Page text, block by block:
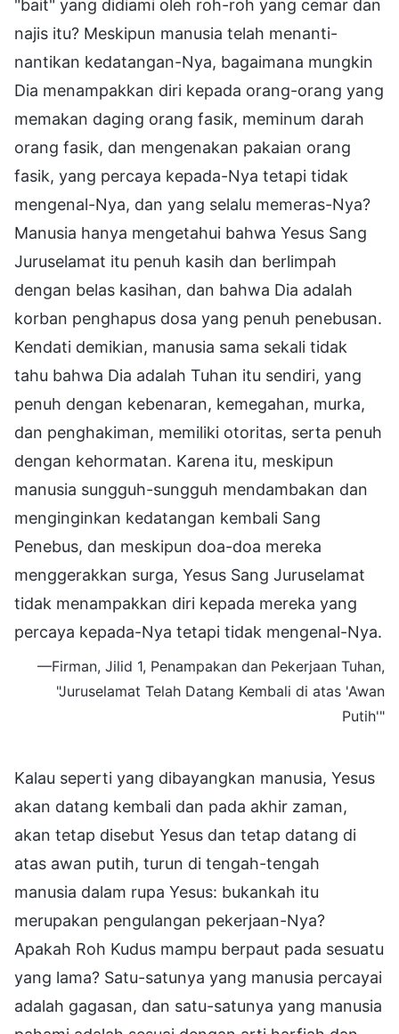
"bait" yang didiami oleh roh-roh yang cemar dan
najis itu? Meskipun manusia telah menanti-
nantikan kedatangan-Nya, bagaimana mungkin
Dia menampakkan diri kepada orang-orang yang
memakan daging orang fasik, meminum darah
orang fasik, dan mengenakan pakaian orang
fasik, yang percaya kepada-Nya tetapi tidak
mengenal-Nya, dan yang selalu memeras-Nya?
Manusia hanya mengetahui bahwa Yesus Sang
Juruselamat itu penuh kasih dan berlimpah
dengan belas kasihan, dan bahwa Dia adalah
korban penghapus dosa yang penuh penebusan.
Kendati demikian, manusia sama sekali tidak
tahu bahwa Dia adalah Tuhan itu sendiri, yang
penuh dengan kebenaran, kemegahan, murka,
dan penghakiman, memiliki otoritas, serta penuh
dengan kehormatan. Karena itu, meskipun
manusia sungguh-sungguh mendambakan dan
menginginkan kedatangan kembali Sang
Penebus, dan meskipun doa-doa mereka
menggerakkan surga, Yesus Sang Juruselamat
tidak menampakkan diri kepada mereka yang
percaya kepada-Nya tetapi tidak mengenal-Nya.
—Firman, Jilid 1, Penampakan dan Pekerjaan Tuhan,
"Juruselamat Telah Datang Kembali di atas 'Awan
Putih'"
Kalau seperti yang dibayangkan manusia, Yesus
akan datang kembali dan pada akhir zaman,
akan tetap disebut Yesus dan tetap datang di
atas awan putih, turun di tengah-tengah
manusia dalam rupa Yesus: bukankah itu
merupakan pengulangan pekerjaan-Nya?
Apakah Roh Kudus mampu berpaut pada sesuatu
yang lama? Satu-satunya yang manusia percayai
adalah gagasan, dan satu-satunya yang manusia